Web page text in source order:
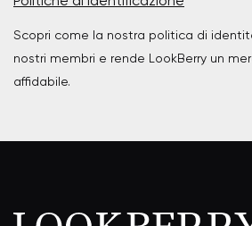
Scopri come la nostra politica di
nostri membri e rende LookBerry un
affidabile.